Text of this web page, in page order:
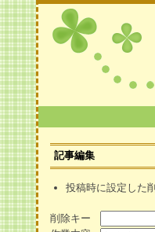
記事編集
投稿時に設定した
削除キー